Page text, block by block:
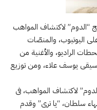
“الدوم” لاكتشاف المواهب
اليوتيوب، والمنصّات
الراديو، والأغنية من
يوسف علاء، ومن توزيع
لاكتشاف المواهب، فى
بهاء سلطان، “يا ترى” وقدم